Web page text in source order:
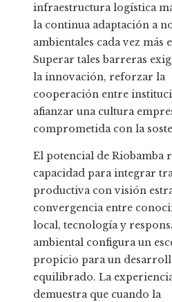
infraestructura logística
la continua adaptación a
ambientales cada vez más
Superar tales barreras
la innovación, reforzar la
cooperación entre
afianzar una cultura
comprometida con la
El potencial de Riobamba
capacidad para integrar
productiva con visión
convergencia entre
local, tecnología y
ambiental configura un
propicio para un
equilibrado. La
demuestra que cuando la